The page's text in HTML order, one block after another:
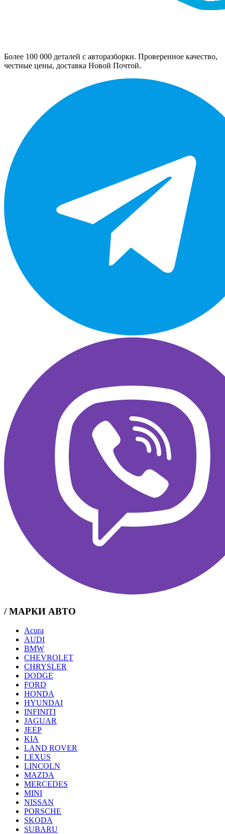
Более 100 000 деталей с авторазборки. Проверенное качество,
честные цены, доставка Новой Почтой.
/ МАРКИ АВТО
Acura
AUDI
BMW
CHEVROLET
CHRYSLER
DODGE
FORD
HONDA
HYUNDAI
INFINITI
JAGUAR
JEEP
KIA
LAND ROVER
LEXUS
LINCOLN
MAZDA
MERCEDES
MINI
NISSAN
PORSCHE
SKODA
SUBARU